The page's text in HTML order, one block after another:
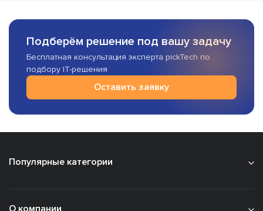
Подберём решение под вашу задачу
Бесплатная консультация эксперта pickTech по
подбору IT-решения
Оставить заявку
Популярные категории
О компании